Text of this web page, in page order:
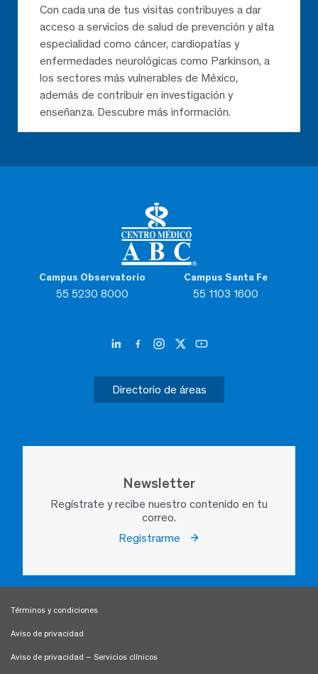
Campus Observatorio
55 5230 8000
Campus Santa Fe
55 1103 1600
Directorio de áreas
Newsletter
Regístrate y recibe nuestro contenido en tu
correo.
Registrarme
Con cada una de tus visitas contribuyes a dar
acceso a servicios de salud de prevención y alta
especialidad como cáncer, cardiopatías y
enfermedades neurológicas como Parkinson, a
los sectores más vulnerables de México,
además de contribuir en investigación y
enseñanza. Descubre más información.
Términos y condiciones
Aviso de privacidad
Aviso de privacidad – Servicios clínicos